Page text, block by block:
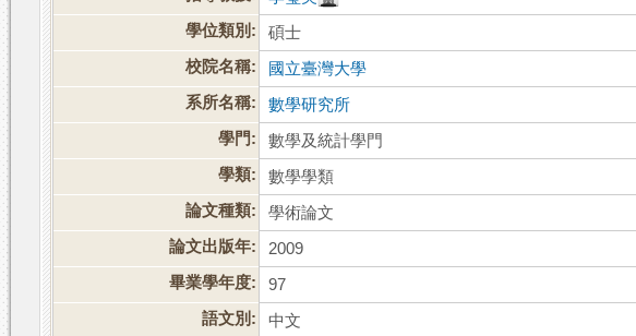
學位類別:
碩士
校院名稱:
國立臺灣大學
系所名稱:
數學研究所
學門:
數學及統計學門
學類:
數學學類
論文種類:
學術論文
論文出版年:
2009
畢業學年度:
97
語文別:
中文